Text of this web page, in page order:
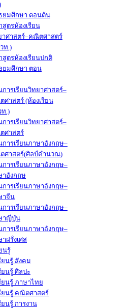
ยมศึกษา ตอนต้น
สูตรห้องเรียน
าศาสตร์–คณิตศาสตร์
ท.)
สูตรห้องเรียนปกติ
ยมศึกษา ตอน
การเรียนวิทยาศาสตร์–
ศาสตร์ (ห้องเรียน
ท.)
การเรียนวิทยาศาสตร์–
ศาสตร์
การเรียนภาษาอังกฤษ–
ศาสตร์(ศิลป์คำนวณ)
การเรียนภาษาอังกฤษ–
าอังกฤษ
การเรียนภาษาอังกฤษ–
าจีน
การเรียนภาษาอังกฤษ–
าญี่ปุ่น
การเรียนภาษาอังกฤษ–
ฝรั่งเศส
นรู้
ยนรู้ สังคม
ยนรู้ ศิลปะ
ยนรู้ ภาษาไทย
ยนรู้ คณิตศาสตร์
ยนรู้ การงาน